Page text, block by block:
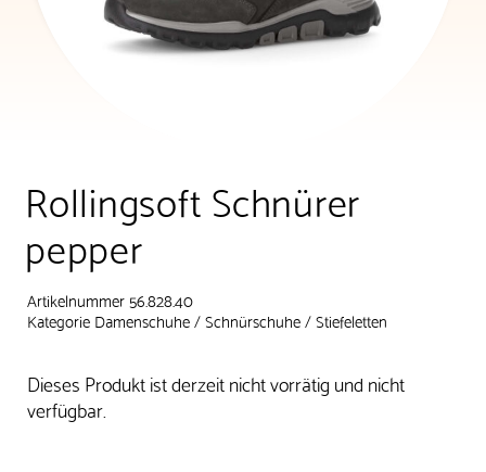
Rollingsoft Schnürer
pepper
Artikelnummer 56.828.40
KategorieDamenschuhe/Schnürschuhe/Stiefeletten
Dieses Produkt ist derzeit nicht vorrätig und nicht
verfügbar.